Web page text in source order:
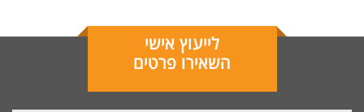
לייעוץ אישי
השאירו פרטים